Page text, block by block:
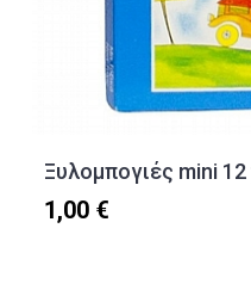
Ξυλομπογιές mini
1,00 €